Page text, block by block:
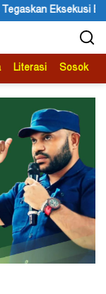
Festival
Literasi Sosok